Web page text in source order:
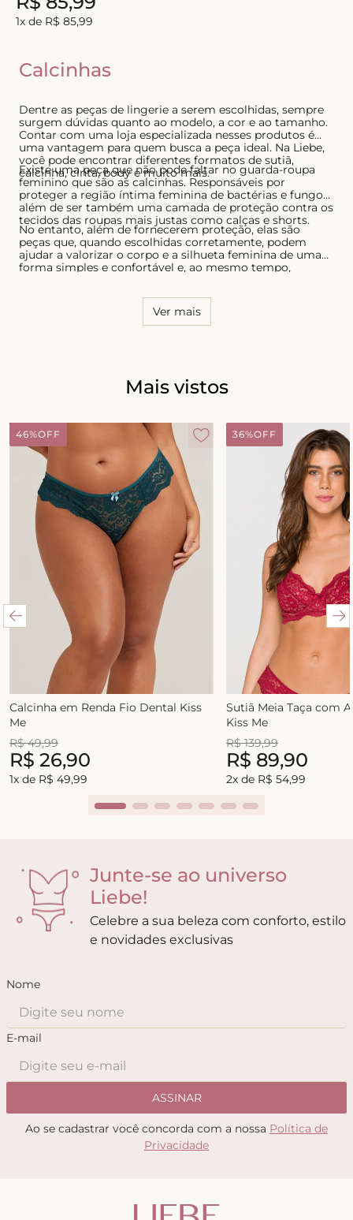
1x de R$ 85,99
Calcinhas
Dentre as peças de lingerie a serem escolhidas, sempre
surgem dúvidas quanto ao modelo, a cor e ao tamanho.
Contar com uma loja especializada nesses produtos é
uma vantagem para quem busca a peça ideal. Na Liebe,
você pode encontrar diferentes formatos de sutiã,
calcinha, cinta, body e muito mais.
Existe uma peça que não pode faltar no guarda-roupa
feminino que são as calcinhas. Responsáveis por
proteger a região íntima feminina de bactérias e fungos,
além de ser também uma camada de proteção contra os
tecidos das roupas mais justas como calças e shorts.
No entanto, além de fornecerem proteção, elas são
peças que, quando escolhidas corretamente, podem
ajudar a valorizar o corpo e a silhueta feminina de uma
forma simples e confortável e, ao mesmo tempo,
caimento, tanto para as calcinhas quanto para os sutiãs.
Ver mais
Mais vistos
46%OFF
Calcinha em Renda Fio Dental Kiss
Me
R$ 49,99
R$ 26,90
1x de R$ 49,99
36%OFF
Sutiã Meia Taça com
Kiss Me
R$ 139,99
R$ 89,90
2x de R$ 54,99
Junte-se ao universo
Liebe!
Celebre a sua beleza com conforto, estilo
e novidades exclusivas
Nome
E-mail
ASSINAR
Ao se cadastrar você concorda com a nossa Política de
Privacidade
short doll
calcinha